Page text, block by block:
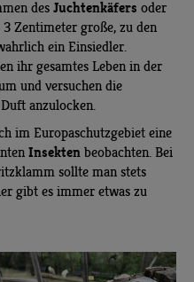
des Juchtenkäfers oder
Zentimeter große, zu den
ein Einsiedler.
ihr gesamtes Leben in der
und versuchen die
anzulocken.
im Europaschutzgebiet eine
Insekten beobachten. Bei
sollte man stets
gibt es immer etwas zu